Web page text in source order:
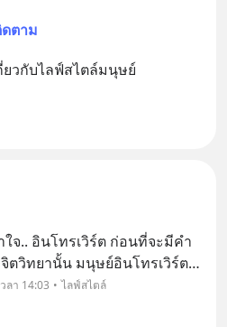
ตาม
ใจ.. อินโทรเวิร์ต ก่อนที่จะมีคำ
จิตวิทยานั้น มนุษย์อินโทรเวิร์ตอ
ยถูกมองว่าทำตัวแปลก
ลา 14:03
ไลฟ์สไตล์